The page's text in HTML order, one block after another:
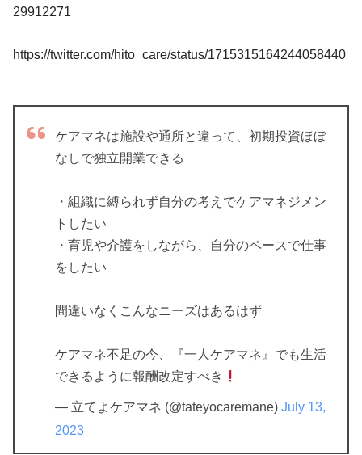
29912271
https://twitter.com/hito_care/status/1715315164244058440
ケアマネは施設や通所と違って、初期投資ほぼ
なしで独立開業できる
・組織に縛られず自分の考えでケアマネジメン
トしたい
・育児や介護をしながら、自分のペースで仕事
をしたい
間違いなくこんなニーズはあるはず
ケアマネ不足の今、『一人ケアマネ』でも生活
できるように報酬改定すべき
— 立てよケアマネ (@tateyocaremane) July 13,
2023